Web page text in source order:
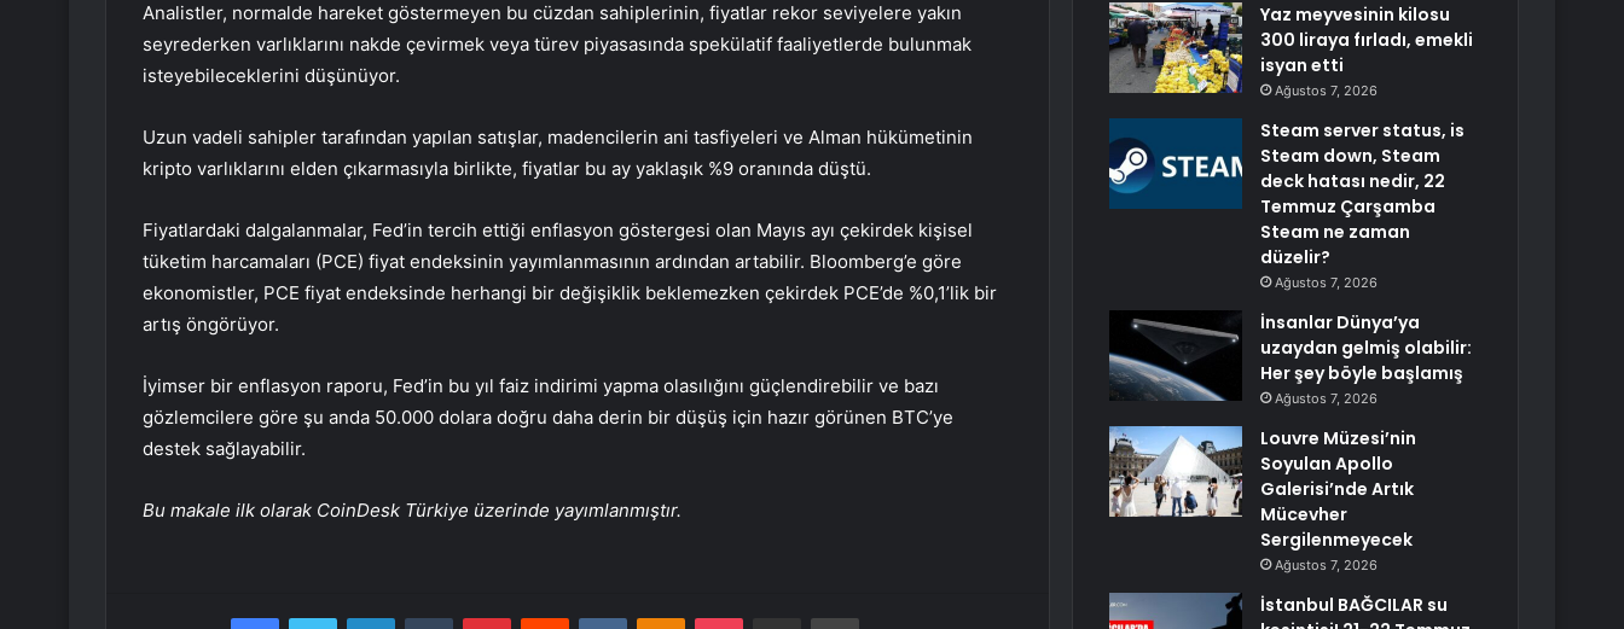
Analistler, normalde hareket göstermeyen bu cüzdan sahiplerinin, fiyatlar rekor seviyelere yakın
seyrederken varlıklarını nakde çevirmek veya türev piyasasında spekülatif faaliyetlerde bulunmak
isteyebileceklerini düşünüyor.
Uzun vadeli sahipler tarafından yapılan satışlar, madencilerin ani tasfiyeleri ve Alman hükümetinin
kripto varlıklarını elden çıkarmasıyla birlikte, fiyatlar bu ay yaklaşık %9 oranında düştü.
Fiyatlardaki dalgalanmalar, Fed’in tercih ettiği enflasyon göstergesi olan Mayıs ayı çekirdek kişisel
tüketim harcamaları (PCE) fiyat endeksinin yayımlanmasının ardından artabilir. Bloomberg’e göre
ekonomistler, PCE fiyat endeksinde herhangi bir değişiklik beklemezken çekirdek PCE’de %0,1’lik bir
artış öngörüyor.
İyimser bir enflasyon raporu, Fed’in bu yıl faiz indirimi yapma olasılığını güçlendirebilir ve bazı
gözlemcilere göre şu anda 50.000 dolara doğru daha derin bir düşüş için hazır görünen BTC’ye
destek sağlayabilir.
Bu makale ilk olarak CoinDesk Türkiye üzerinde yayımlanmıştır.
FacebookTwitter LinkedInTumblr PinterestReddit VKontakteOdnoklassniki
Pocket E-Posta ile paylaş Yazdır
Yaz meyvesinin kilosu
300 liraya fırladı, emekli
isyan etti
Ağustos 7, 2026
Steam server status, is
Steam down, Steam
deck hatası nedir, 22
Temmuz Çarşamba
Steam ne zaman
düzelir?
Ağustos 7, 2026
İnsanlar Dünya’ya
uzaydan gelmiş olabilir:
Her şey böyle başlamış
Ağustos 7, 2026
Louvre Müzesi’nin
Soyulan Apollo
Galerisi’nde Artık
Mücevher
Sergilenmeyecek
Ağustos 7, 2026
İstanbul BAĞCILAR su